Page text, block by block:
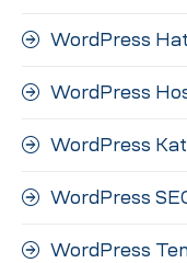
WordPress
WordPress
WordPress
WordPress
WordPress